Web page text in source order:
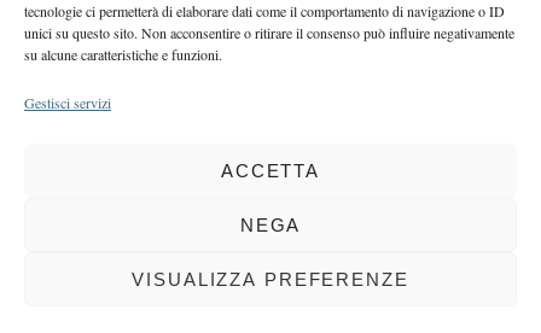
tecnologie ci permetterà di elaborare dati come il comportamento di navigazione o ID
unici su questo sito. Non acconsentire o ritirare il consenso può influire negativamente
su alcune caratteristiche e funzioni.
Gestisci servizi
ACCETTA
NEGA
VISUALIZZA PREFERENZE
EDITORIALE PRESIDENTE
Costruire futuro insieme
COPYRIGHT 2025 LA VOCE |PRIVACY
BCC DI BUSTO GAROLFO E BUGUGGIATE